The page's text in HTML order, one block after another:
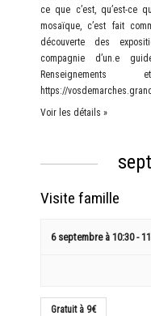
ce que c’est, qu’est-ce
mosaïque, c’est fait
découverte des
compagnie d’un.e
https://
Voir les détails »
Visite famille
6 septembre à 10:30-
Gratuit à 9€